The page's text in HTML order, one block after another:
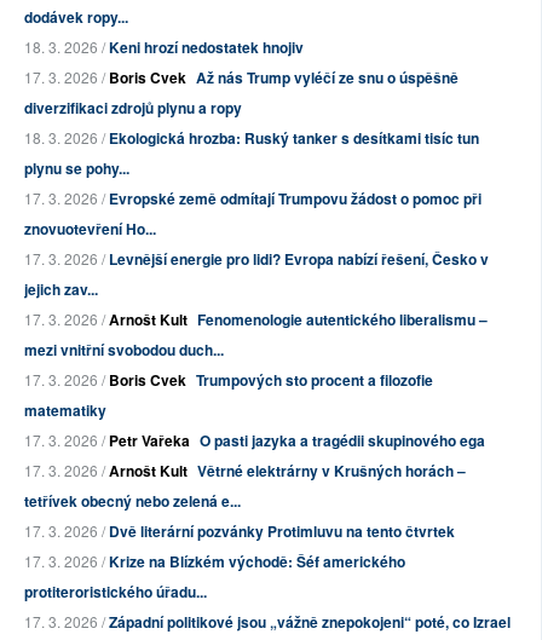
dodávek ropy...
18. 3. 2026 /Keni hrozí nedostatek hnojiv
17. 3. 2026 /Boris Cvek Až nás Trump vyléčí ze snu o úspěšně
diverzifikaci zdrojů plynu a ropy
18. 3. 2026 /Ekologická hrozba: Ruský tanker s desítkami tisíc tun
plynu se pohy...
17. 3. 2026 /Evropské země odmítají Trumpovu žádost o pomoc při
znovuotevření Ho...
17. 3. 2026 /Levnější energie pro lidi? Evropa nabízí řešení, Česko v
jejich zav...
17. 3. 2026 /Arnošt Kult Fenomenologie autentického liberalismu –
mezi vnitřní svobodou duch...
17. 3. 2026 /Boris Cvek Trumpových sto procent a filozofie
matematiky
17. 3. 2026 /Petr Vařeka O pasti jazyka a tragédii skupinového ega
17. 3. 2026 /Arnošt Kult Větrné elektrárny v Krušných horách –
tetřívek obecný nebo zelená e...
17. 3. 2026 /Dvě literární pozvánky Protimluvu na tento čtvrtek
17. 3. 2026 /Krize na Blízkém východě: Šéf amerického
protiteroristického úřadu...
17. 3. 2026 /Západní politikové jsou „vážně znepokojeni“ poté, co Izrael